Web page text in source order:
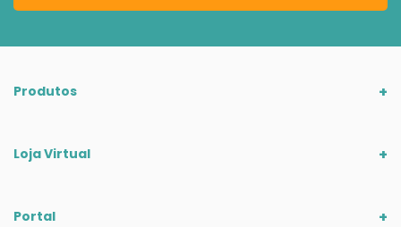
Produtos
Loja Virtual
Portal